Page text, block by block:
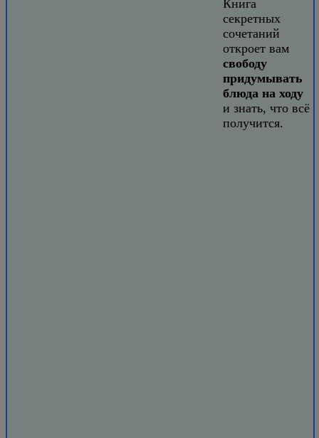
Книга
секретных
сочетаний
откроет вам
свободу
придумывать
блюда на ходу
и знать, что всё
получится.